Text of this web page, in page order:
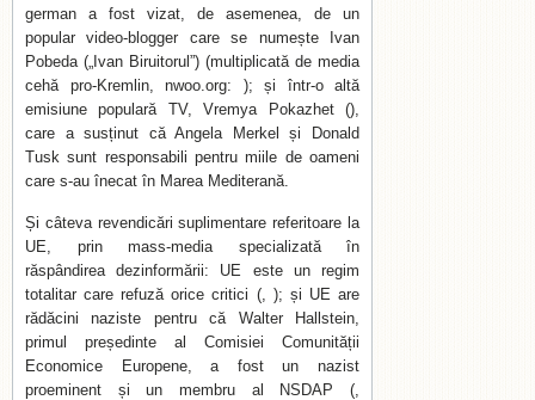
german a fost vizat, de asemenea, de un
popular video-blogger care se numește Ivan
Pobeda („Ivan Biruitorul”) (multiplicată de media
cehă pro-Kremlin, nwoo.org: ); și într-o altă
emisiune populară TV, Vremya Pokazhet (),
care a susținut că Angela Merkel și Donald
Tusk sunt responsabili pentru miile de oameni
care s-au înecat în Marea Mediterană.
Și câteva revendicări suplimentare referitoare la
UE, prin mass-media specializată în
răspândirea dezinformării: UE este un regim
totalitar care refuză orice critici (, ); și UE are
rădăcini naziste pentru că Walter Hallstein,
primul președinte al Comisiei Comunității
Economice Europene, a fost un nazist
proeminent și un membru al NSDAP (,